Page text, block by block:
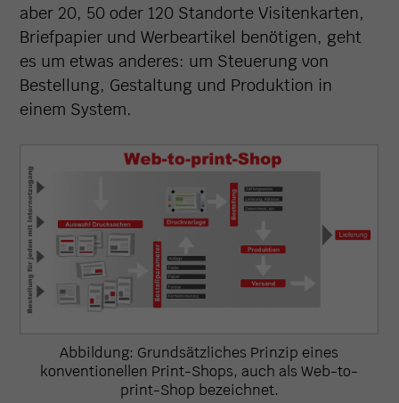
aber 20, 50 oder 120 Standorte Visitenkarten,
Briefpapier und Werbeartikel benötigen, geht
es um etwas anderes: um Steuerung von
Bestellung, Gestaltung und Produktion in
einem System.
Abbildung: Grundsätzliches Prinzip eines
konventionellen Print-Shops, auch als Web-to-
print-Shop bezeichnet.